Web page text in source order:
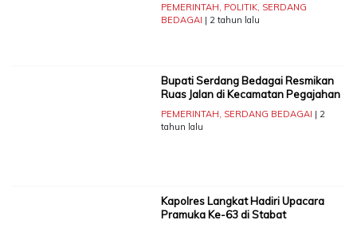
PEMERINTAH, POLITIK, SERDANG
BEDAGAI | 2 tahun lalu
Bupati Serdang Bedagai Resmikan
Ruas Jalan di Kecamatan Pegajahan
PEMERINTAH, SERDANG BEDAGAI | 2
tahun lalu
Kapolres Langkat Hadiri Upacara
Pramuka Ke-63 di Stabat